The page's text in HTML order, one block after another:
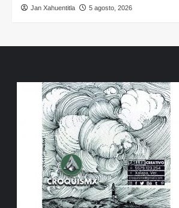
Jan Xahuentitla 5 agosto, 2026